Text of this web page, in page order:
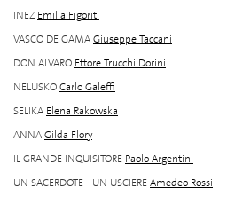
INEZ Emilia Figoriti
VASCO DE GAMAGiuseppe Taccani
DON ALVARO Ettore Trucchi Dorini
NELUSKOCarlo Galeffi
SELIKA Elena Rakowska
ANNAGilda Flory
IL GRANDE INQUISITORE Paolo Argentini
UN SACERDOTE - UN USCIEREAmedeo Rossi